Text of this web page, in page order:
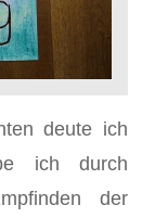
deute ich
ich durch
der